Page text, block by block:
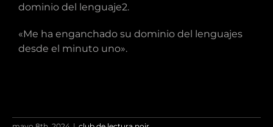
dominio del lenguaje2.
«Me ha enganchado su dominio del lenguajes
desde el minuto uno».